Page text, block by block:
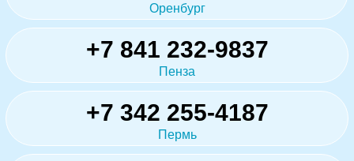
Оренбург
+7 841 232-9837
Пенза
+7 342 255-4187
Пермь